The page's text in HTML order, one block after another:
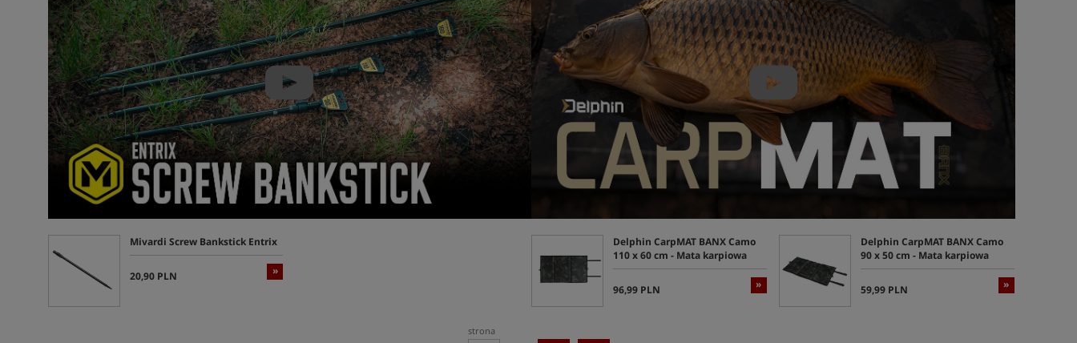
Mivardi Screw Bankstick Entrix
»
20,90 PLN
Delphin CarpMAT BANX Camo
110 x 60 cm - Mata karpiowa
»
96,99 PLN
Delphin CarpMAT BANX Camo
90 x 50 cm - Mata karpiowa
»
59,99 PLN
strona